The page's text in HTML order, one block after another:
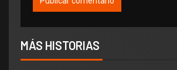
MÁS HISTORIAS